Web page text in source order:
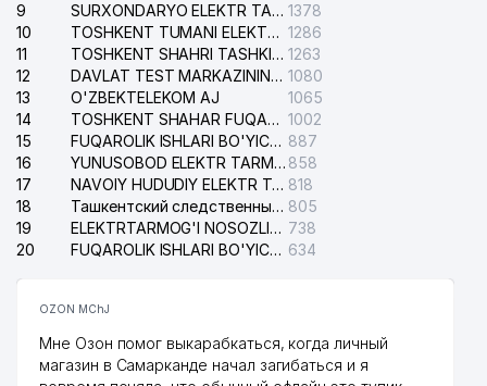
9
SURXONDARYO ELEKTR TARMOQLARI AJ 1378
10
TOSHKENT TUMANI ELEKTR TARMOG'I AVARIYA XIZMATI 1286
11
TOSHKENT SHAHRI TASHKILOT TELEFONLARI HAQIDA MA'LUMOT BYUROSI 1263
12
DAVLAT TEST MARKAZINING ISHONCH TELEFONLARI 1080
13
O'ZBEKTELEKOM AJ
1065
14
TOSHKENT SHAHAR FUQAROLIK ISHLARI BO'YICHA SUDI 1002
15
FUQAROLIK ISHLARI BO'YICHA YAKKASAROY TUMANLARARO SUDI 887
16
YUNUSOBOD ELEKTR TARMOG'I NOSOZLIKLARI XIZMATI 858
17
NAVOIY HUDUDIY ELEKTR TARMOQLARI KORXONASI AJ 818
18
Ташкентский следственный изолятор 805
19
ELEKTRTARMOG'I NOSOZLIKLARINI TO'ZATISH SERGELI XIZMATI 738
20
FUQAROLIK ISHLARI BO'YICHA UCH-TEPA TUMANI SUDI 634
OZON MChJ
Мне Озон помог выкарабкаться, когда личный
магазин в Самарканде начал загибаться и я